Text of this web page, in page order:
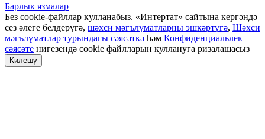
Барлык язмалар
Без cookie-файллар кулланабыз. «Интертат» сайтына кергәндә
сез әлеге белдерүгә, шәхси мәгълүматларны эшкәртүгә, Шәхси
мәгълүматлар турындагы сәясәткә һәм Конфиденциальлек
сәясәте нигезендә cookie файлларын куллануга ризалашасыз
Килешү